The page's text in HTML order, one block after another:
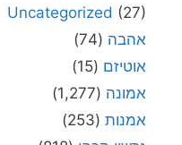
Uncategorized (27)
אהבה (74)
אוטיזם (15)
אמונה (1,277)
אמנות (253)